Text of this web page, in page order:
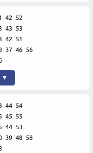
42 52
43 53
42 51
37 46 56
▼
44 54
45 55
44 53
39 48 58